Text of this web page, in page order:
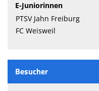
E-Juniorinnen
PTSV Jahn Freiburg
FC Weisweil
Besucher